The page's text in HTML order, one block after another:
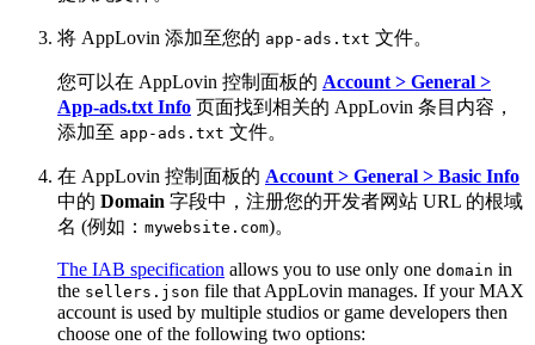
将 AppLovin 添加至您的 app-ads.txt 文件。
您可以在 AppLovin 控制面板的 Account > General >
App-ads.txt Info 页面找到相关的 AppLovin 条目内容，
添加至 app-ads.txt 文件。
在 AppLovin 控制面板的 Account > General > Basic Info
中的 Domain 字段中，注册您的开发者网站 URL 的根域
名 (例如： mywebsite.com)。
The IAB specification allows you to use only one domain in
the sellers.json file that AppLovin manages. If your MAX
account is used by multiple studios or game developers then
choose one of the following two options: